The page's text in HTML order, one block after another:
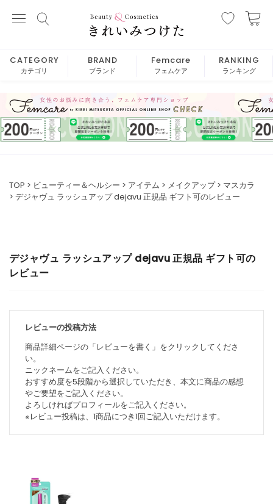
CATEGORY
カテゴリ
BRAND
ブランド
Femcare
フェムケア
RANKING
ランキング
TOP ビューティー＆ヘルシー アイテム メイクアップ
マスカラ
デジャヴュ ラッシュアップ dejavu 正規品 ギフト可のレビュー
デジャヴュ ラッシュアップ dejavu 正規品 ギフト可の
レビュー
レビューの投稿方法
商品詳細ページの「レビューを書く」をクリックしてくださ
い。
ニックネームをご記入ください。
おすすめ度を5段階から選択していただき、本文に商品の感想
やご要望をご記入ください。
よろしければプロフィールをご記入ください。
※レビュー投稿は、1商品につき1回ご記入いただけます。